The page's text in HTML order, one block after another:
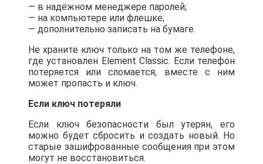
— в надёжном менеджере паролей;
— на компьютере или флешке;
— дополнительно записать на бумаге.
Не храните ключ только на том же телефоне,
где установлен Element Classic. Если телефон
потеряется или сломается, вместе с ним
может пропасть и ключ.
Если ключ потеряли
Если ключ безопасности был утерян, его
можно будет сбросить и создать новый. Но
старые зашифрованные сообщения при этом
могут не восстановиться.